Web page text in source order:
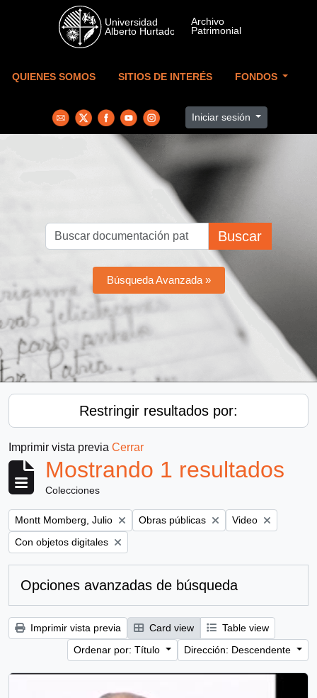
Skip to main content
QUIENES SOMOS SITIOS DE INTERÉS FONDOS
Iniciar sesión
Buscar
Búsqueda Avanzada »
Restringir resultados por:
Imprimir vista previa Cerrar
Mostrando 1 resultados
Colecciones
Remove filter:
Montt Momberg, Julio Remove filter:
Obras públicas Remove filter:
Video
Remove filter:
Con objetos digitales
Opciones avanzadas de búsqueda
Imprimir vista previa Card view
Table view
Ordenar por: Título
Dirección: Descendente